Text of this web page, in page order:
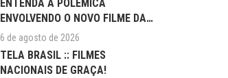
ENTENDA A POLÊMICA
ENVOLVENDO O NOVO FILME DA
MARVEL
6 de agosto de 2026
TELA BRASIL :: FILMES
NACIONAIS DE GRAÇA!